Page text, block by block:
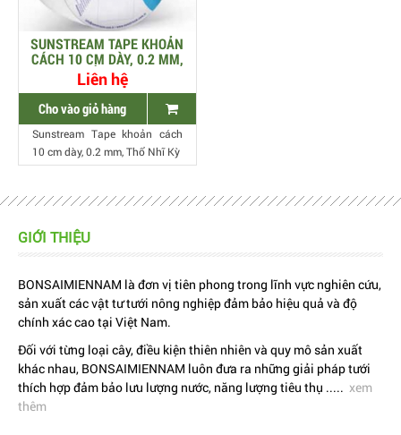
SUNSTREAM TAPE KHOẢN
CÁCH 10 CM DÀY, 0.2 MM,
THỔ NHĨ KỲ
Liên hệ
Cho vào giỏ hàng
Sunstream Tape khoản cách
10 cm dày, 0.2 mm, Thổ Nhĩ Kỳ
GIỚI THIỆU
BONSAIMIENNAM là đơn vị tiên phong trong lĩnh vực nghiên cứu,
sản xuất các vật tư tưới nông nghiệp đảm bảo hiệu quả và độ
chính xác cao tại Việt Nam.
Đối với từng loại cây, điều kiện thiên nhiên và quy mô sản xuất
khác nhau, BONSAIMIENNAM luôn đưa ra những giải pháp tưới
thích hợp đảm bảo lưu lượng nước, năng lượng tiêu thụ ..... xem
thêm